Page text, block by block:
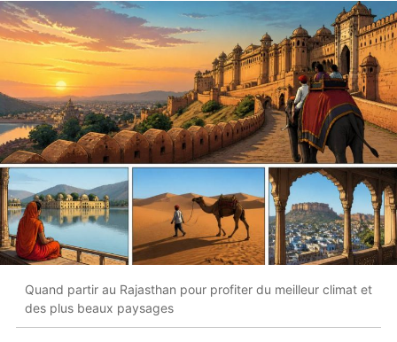
Quand partir au Rajasthan pour profiter du meilleur climat et
des plus beaux paysages